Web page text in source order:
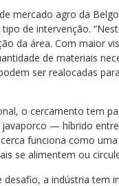
mercado agro da
de intervenção.
da área. Com maior
de materiais
ser realocadas
o cercamento tem
— híbrido
funciona como
se alimentem ou
desafio, a indústria tem